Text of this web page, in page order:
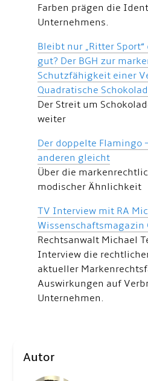
Autor
Farben prägen die
Unternehmens.
Bleibt nur „Ritter
gut? Der BGH zur
Schutzfähigkeit einer
Quadratische
Der Streit um
weiter
Der doppelte Flamingo
anderen gleicht
Über die
modischer Ähnlichkeit
TV Interview mit RA
Wissenschaftsmagazin
Rechtsanwalt Michael
Interview die
aktueller
Auswirkungen auf
Unternehmen.